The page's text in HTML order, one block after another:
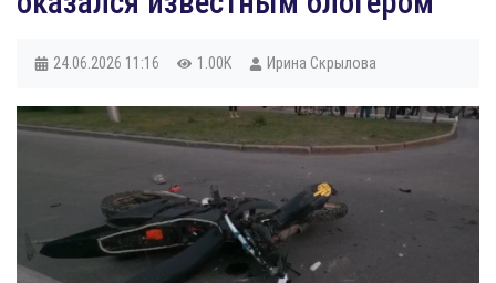
24.06.2026 11:16 1.00K Ирина Скрылова